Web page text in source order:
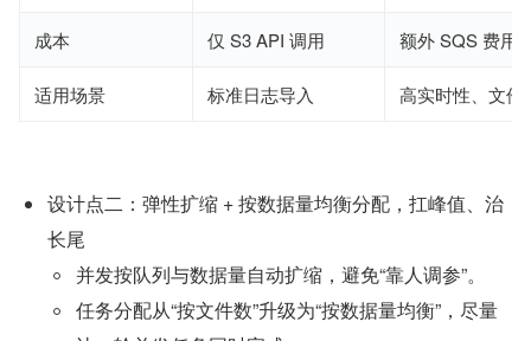
成本 仅 S3 API 调用 额外 SQS 费用
适用场景 标准日志导入 高实时性、文件
设计点二：弹性扩缩 + 按数据量均衡分配，扛峰值、治
长尾
并发按队列与数据量自动扩缩，避免“靠人调参”。
任务分配从“按文件数”升级为“按数据量均衡”，尽量